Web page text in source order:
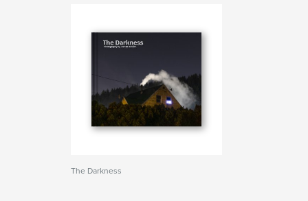
The Darkness